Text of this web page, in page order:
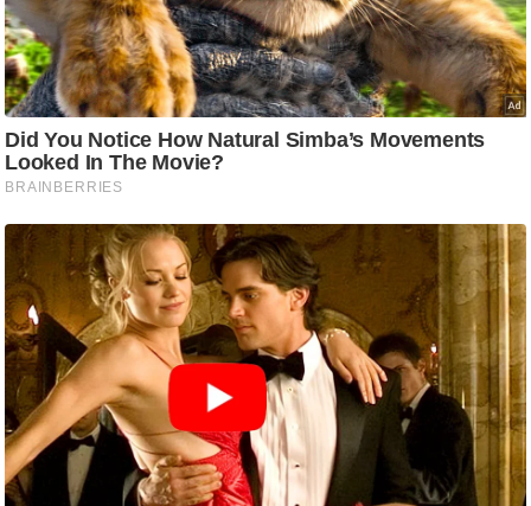
ष
प्र
भु
म
हि
मा
ध
र्म
स्थ
ल
व्र
त
त्यो
हा
र